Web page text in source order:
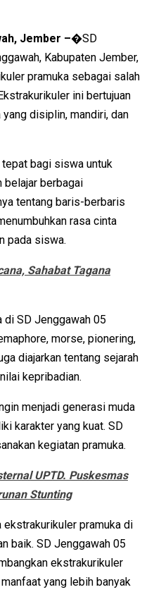
Jember –�SD
Kabupaten Jember,
pramuka sebagai salah
ini bertujuan
disiplin, mandiri, dan
tepat bagi siswa untuk
belajar berbagai
tentang baris-berbaris
rasa cinta
pada siswa.
Sahabat Tagana
di SD Jenggawah 05
morse, pionering,
diajarkan tentang sejarah
kepribadian.
menjadi generasi muda
karakter yang kuat. SD
kegiatan pramuka.
UPTD. Puskesmas
Stunting
ekstrakurikuler pramuka di
baik. SD Jenggawah 05
ekstrakurikuler
yang lebih banyak